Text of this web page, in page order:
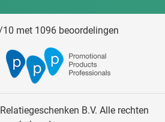
is 87
10 met 1096 beoordelingen
B.V. Alle rechten